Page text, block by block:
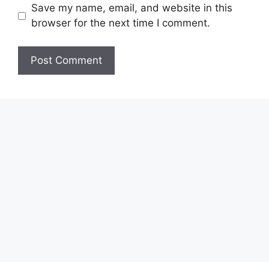
Save my name, email, and website in this
browser for the next time I comment.